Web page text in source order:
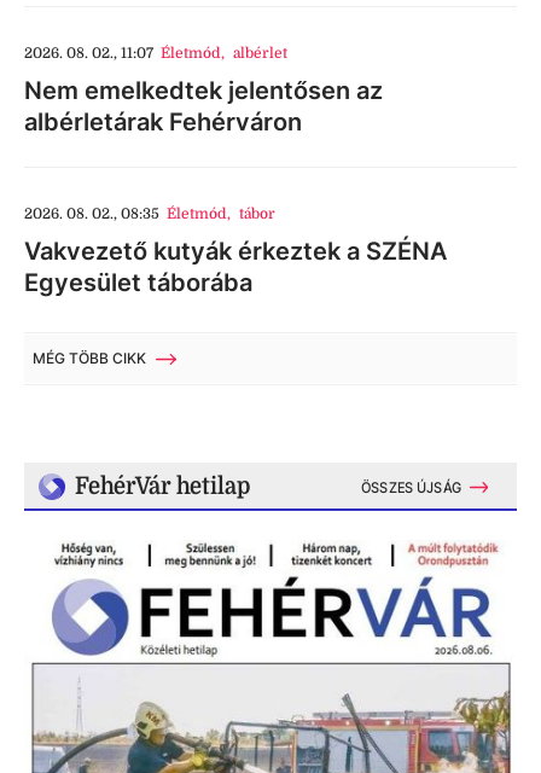
2026. 08. 02., 11:07 Életmód, albérlet
Nem emelkedtek jelentősen az
albérletárak Fehérváron
2026. 08. 02., 08:35 Életmód, tábor
Vakvezető kutyák érkeztek a SZÉNA
Egyesület táborába
MÉG TÖBB CIKK
FehérVár hetilap ÖSSZES ÚJSÁG